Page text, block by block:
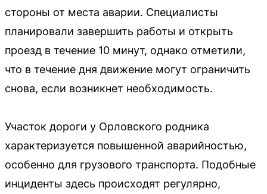
стороны от места аварии. Специалисты
планировали завершить работы и открыть
проезд в течение 10 минут, однако отметили,
что в течение дня движение могут ограничить
снова, если возникнет необходимость.
Участок дороги у Орловского родника
характеризуется повышенной аварийностью,
особенно для грузового транспорта. Подобные
инциденты здесь происходят регулярно,